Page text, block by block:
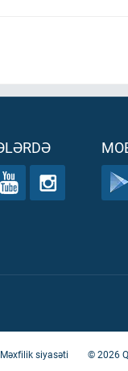
Məxfilik siyasəti ©2026